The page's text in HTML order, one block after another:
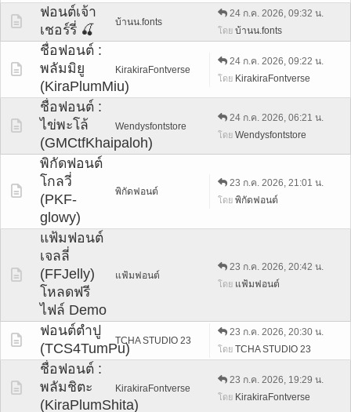
ฟอนต์เจ้า
เชอร์รี่ 🍒
บ้านน.fonts
24 ก.ค. 2026, 09:32 น.
โดย บ้านน.fonts
ชื่อฟอนต์ :
พลัมมิยู
(KiraPlumMiu)
KirakiraFontverse
24 ก.ค. 2026, 09:22 น.
โดย KirakiraFontverse
ชื่อฟอนต์ :
ไข่พะโล้
(GMCtfKhaipaloh)
Wendysfontstore
24 ก.ค. 2026, 06:21 น.
โดย Wendysfontstore
พิกัดฟอนต์
โกลวี่
(PKF-
glowy)
พิกัดฟอนต์
23 ก.ค. 2026, 21:01 น.
โดย พิกัดฟอนต์
แฟ้มฟอนต์
เจลลี่
(FFJelly)
โหลดฟรี
ไฟล์ Demo
แฟ้มฟอนต์
23 ก.ค. 2026, 20:42 น.
โดย แฟ้มฟอนต์
ฟอนต์ตำปู
(TCS4TumPu)TCHA STUDIO 23
23 ก.ค. 2026, 20:30 น.
โดย TCHA STUDIO 23
ชื่อฟอนต์ :
พลัมชิตะ
(KiraPlumShita)
KirakiraFontverse
23 ก.ค. 2026, 19:29 น.
โดย KirakiraFontverse